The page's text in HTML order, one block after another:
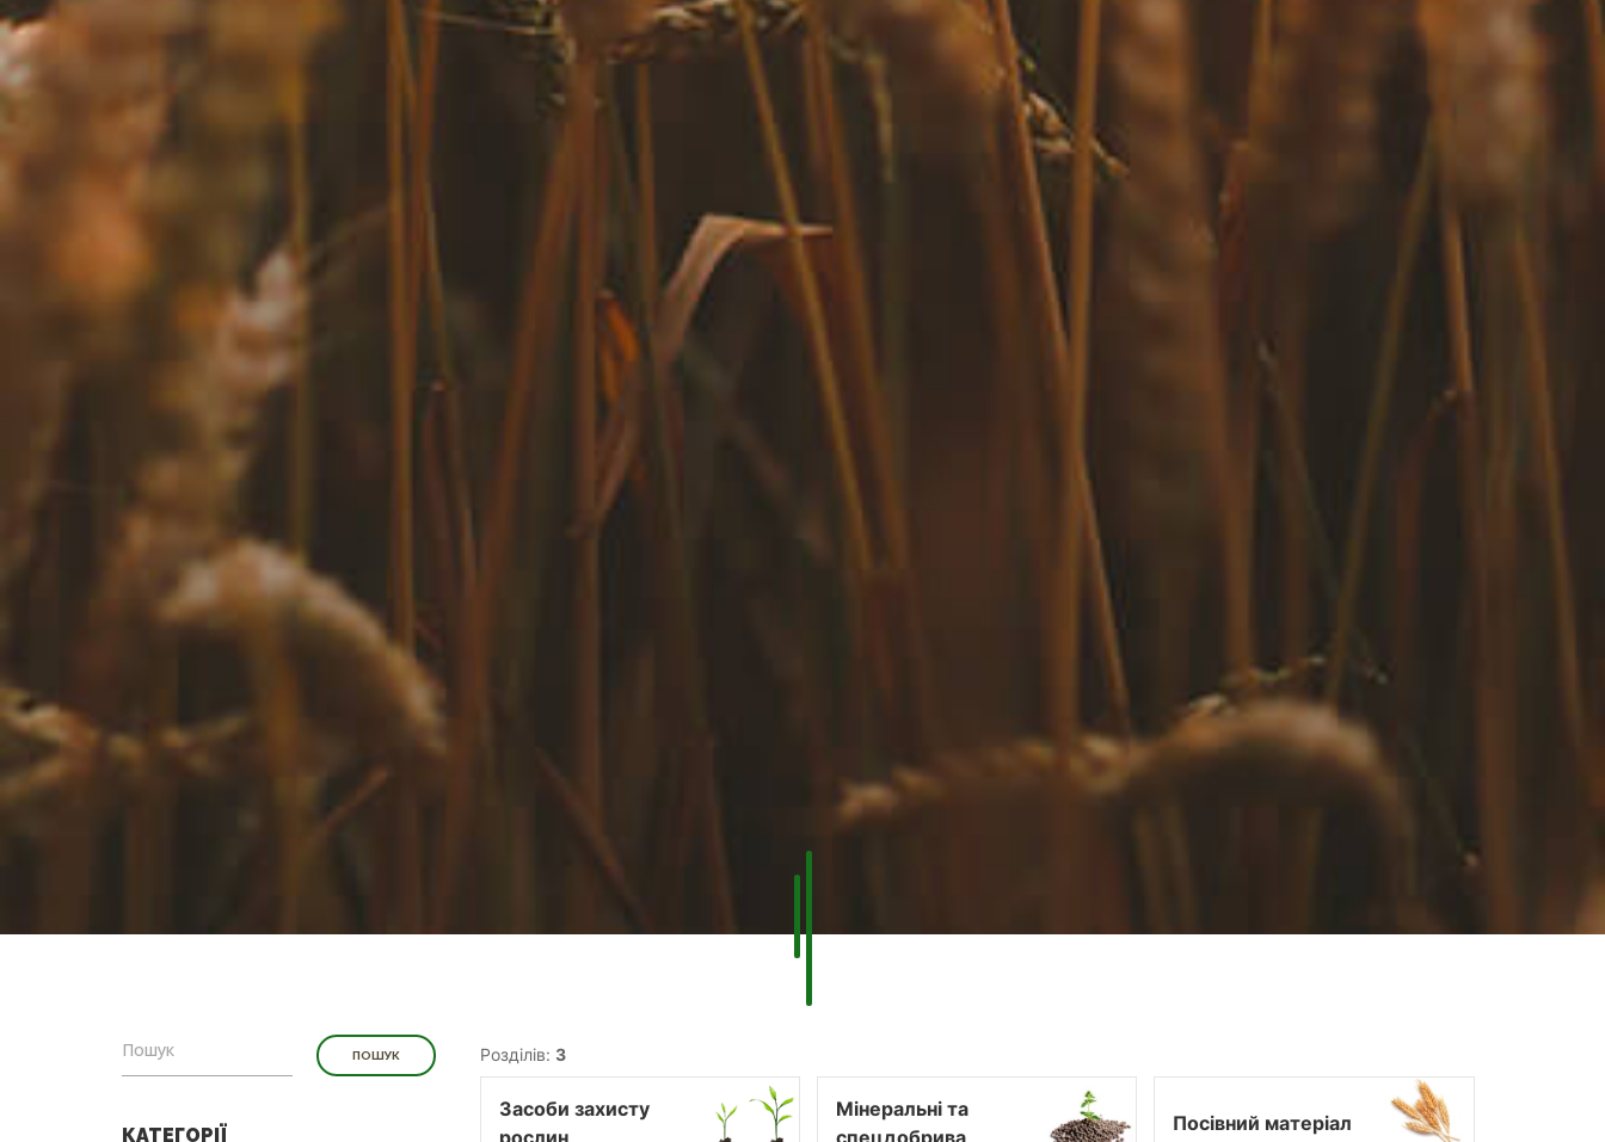
КАТЕГОРІЇ
Розділів: 3
Засоби захисту
рослин
Мінеральні та
спецдобрива
Посівний матеріал